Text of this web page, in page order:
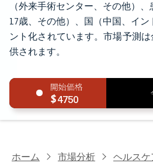
（外来手術センター、その他）
17歳、その他）、国（中国、イ
ント化されています。市場予測
供されます。
4750
ホーム 市場分析 ヘルスケ